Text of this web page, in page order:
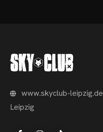
www.skyclub-leipzig.de
Leipzig